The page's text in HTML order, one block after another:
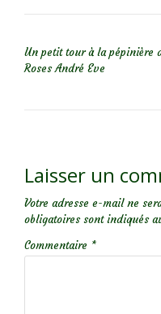
Un petit tour à la pépinière
Roses André Eve
Laisser un
Votre adresse e-mail ne
obligatoires sont indiqués
Commentaire *